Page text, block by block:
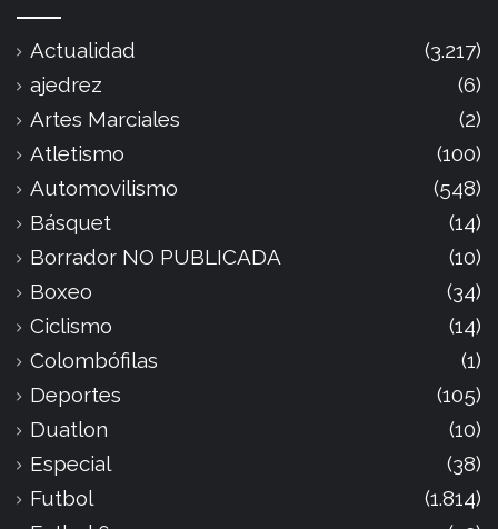
Actualidad
(3.217)
ajedrez
(6)
Artes Marciales
(2)
Atletismo
(100)
Automovilismo
(548)
Básquet
(14)
Borrador NO PUBLICADA
(10)
Boxeo
(34)
Ciclismo
(14)
Colombófilas
(1)
Deportes
(105)
Duatlon
(10)
Especial
(38)
Futbol
(1.814)